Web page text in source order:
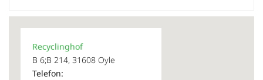
Recyclinghof
B 6;B 214, 31608 Oyle
Telefon: